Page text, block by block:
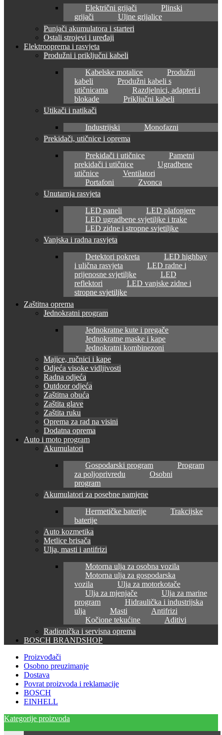
Električni grijači
Plinski
grijači
Uljne grijalice
Punjači akumulatora i starteri
Ostali strojevi i uređaji
Elektrooprema i rasvjeta
Produžni i priključni kabeli
Kabelske motalice
Produžni
kabeli
Produžni kabeli s
utičnicama
Razdjelnici, adapteri i
blokade
Priključni kabeli
Utikači i natikači
Industrijski
Monofazni
Prekidači, utičnice i oprema
Prekidači i utičnice
Pametni
prekidači i utičnice
Ugradbene
utičnice
Ventilatori
Portafoni
Zvonca
Unutarnja rasvjeta
LED paneli
LED plafonjere
LED ugradbene svjetiljke i trake
LED zidne i stropne svjetiljke
Vanjska i radna rasvjeta
Detektori pokreta
LED highbay
i ulična rasvjeta
LED radne i
prijenosne svjetiljke
LED
reflektori
LED vanjske zidne i
stropne svjetiljke
Zaštitna oprema
Jednokratni program
Jednokratne kute i pregače
Jednokratne maske i kape
Jednokratni kombinezoni
Majice, ručnici i kape
Odjeća visoke vidljivosti
Radna odjeća
Outdoor odjeća
Zaštitna obuća
Zaštita glave
Zaštita ruku
Oprema za rad na visini
Dodatna oprema
Auto i moto program
Akumulatori
Gospodarski program
Program
za poljoprivredu
Osobni
program
Akumulatori za posebne namjene
Hermetičke baterije
Trakcijske
baterije
Auto kozmetika
Metlice brisača
Ulja, masti i antifrizi
Motorna ulja za osobna vozila
Motorna ulja za gospodarska
vozila
Ulja za motorkotače
Ulja za mjenjače
Ulja za marine
program
Hidraulička i industrijska
ulja
Masti
Antifrizi
Kočione tekućine
Aditivi
Radionička i servisna oprema
BOSCH BRANDSHOP
Proizvođači
Osobno preuzimanje
Dostava
Povrat proizvoda i reklamacije
BOSCH
EINHELL
Kategorije proizvoda